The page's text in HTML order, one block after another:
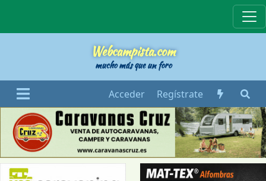
Webcampista.com
mucho más que un foro
Acceder Regístrate